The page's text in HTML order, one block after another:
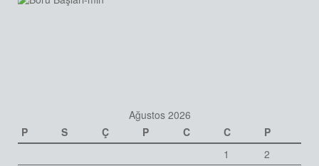
Ağustos 2026
P
S Ç P C C P
1
2